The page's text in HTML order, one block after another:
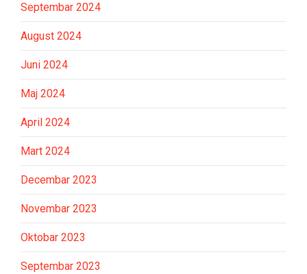
Septembar 2024
August 2024
Juni 2024
Maj 2024
April 2024
Mart 2024
Decembar 2023
Novembar 2023
Oktobar 2023
Septembar 2023